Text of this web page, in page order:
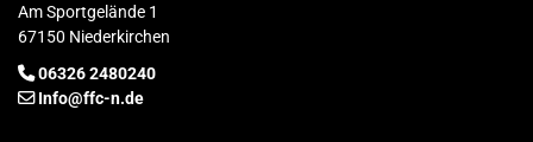
Am Sportgelände 1
67150 Niederkirchen
06326 2480240
Info@ffc-n.de